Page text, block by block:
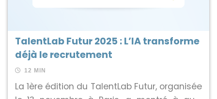
TalentLab Futur 2025 : L’IA transforme
déjà le recrutement
12 MIN
La 1ère édition du TalentLab Futur, organisée